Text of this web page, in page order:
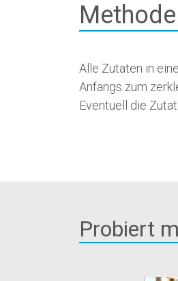
Methode
Alle Zutaten in
Anfangs zum
Eventuell die
Probiert